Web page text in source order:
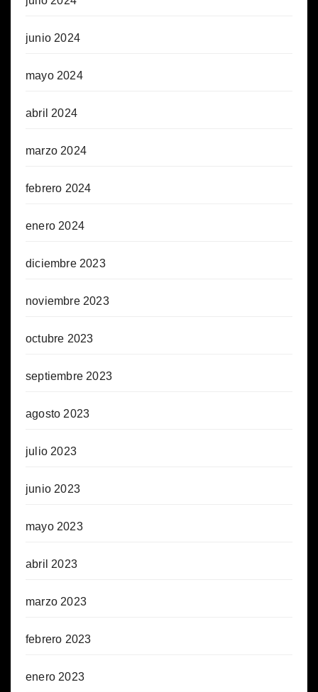
junio 2024
mayo 2024
abril 2024
marzo 2024
febrero 2024
enero 2024
diciembre 2023
noviembre 2023
octubre 2023
septiembre 2023
agosto 2023
julio 2023
junio 2023
mayo 2023
abril 2023
marzo 2023
febrero 2023
enero 2023